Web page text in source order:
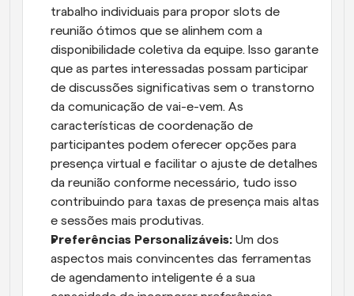
trabalho individuais para propor slots de
reunião ótimos que se alinhem com a
disponibilidade coletiva da equipe. Isso garante
que as partes interessadas possam participar
de discussões significativas sem o transtorno
da comunicação de vai-e-vem. As
características de coordenação de
participantes podem oferecer opções para
presença virtual e facilitar o ajuste de detalhes
da reunião conforme necessário, tudo isso
contribuindo para taxas de presença mais altas
e sessões mais produtivas.
Preferências Personalizáveis: Um dos
aspectos mais convincentes das ferramentas
de agendamento inteligente é a sua